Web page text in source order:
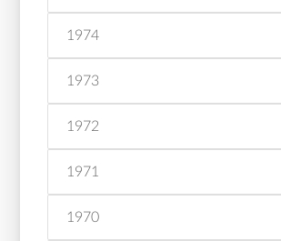
1974
1973
1972
1971
1970